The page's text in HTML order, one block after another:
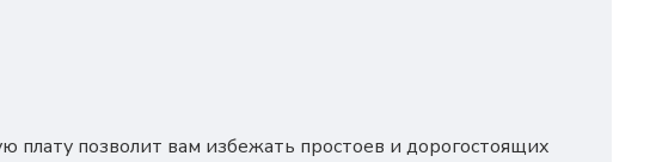
плату позволит вам избежать простоев и дорогостоящих